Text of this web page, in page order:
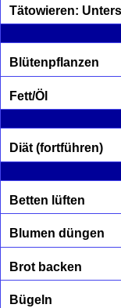
Tätowieren:
Blütenpflanzen
Fett/Öl
Diät (fortführen)
Betten lüften
Blumen düngen
Brot backen
Bügeln